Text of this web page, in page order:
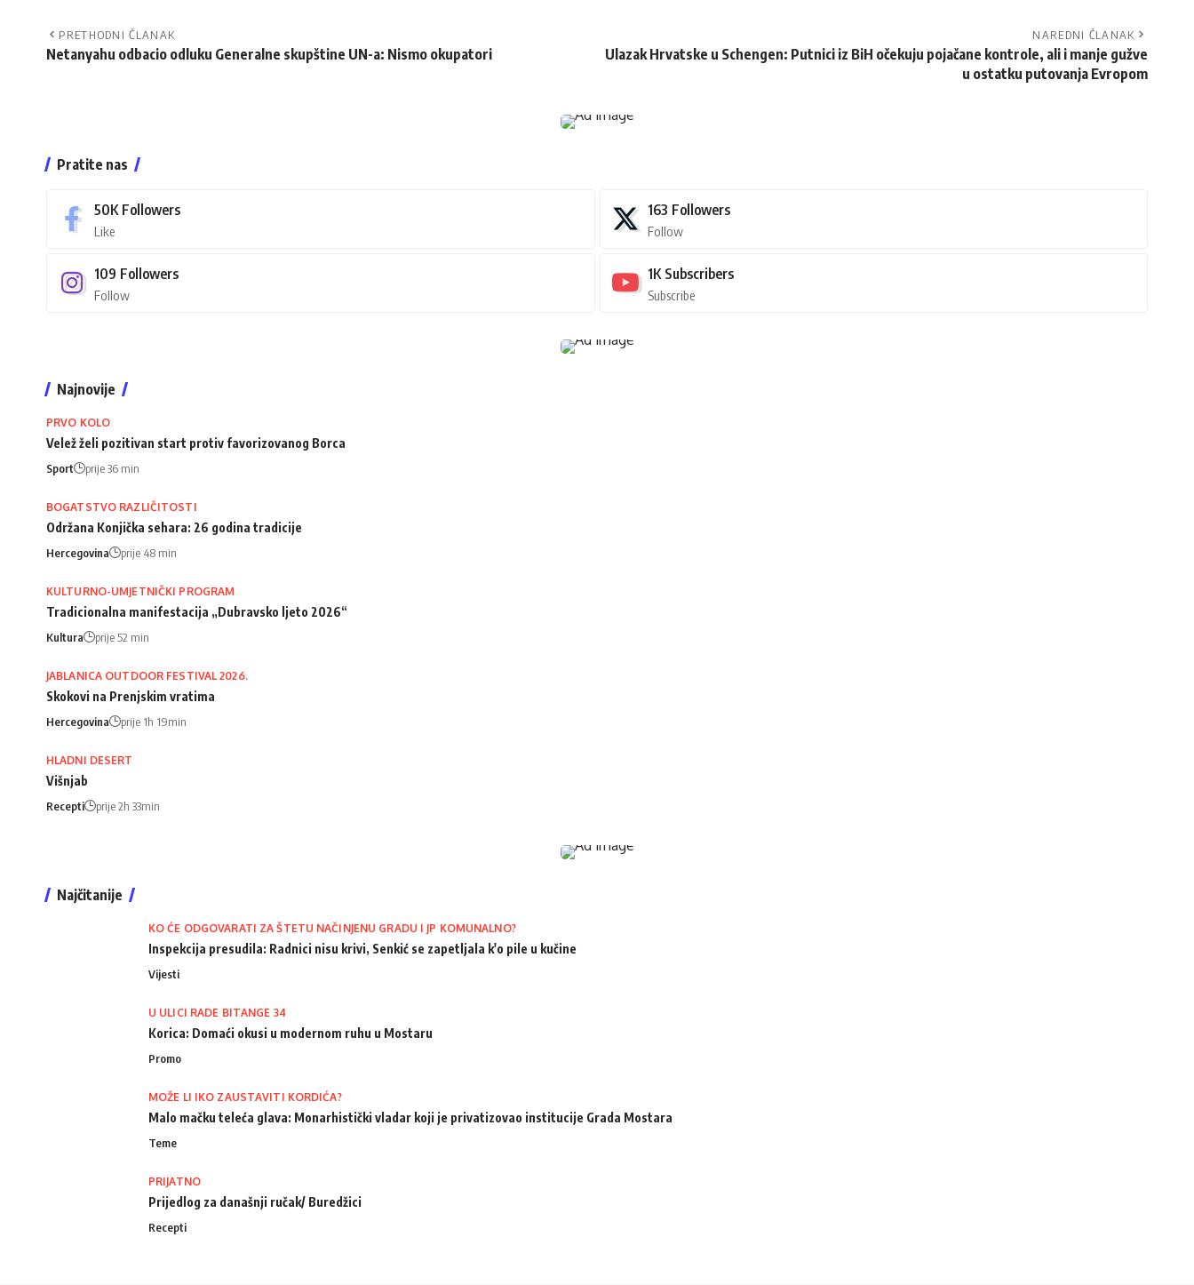
PRETHODNI ČLANAK
Netanyahu odbacio odluku Generalne skupštine UN-a: Nismo okupatori
NAREDNI ČLANAK
Ulazak Hrvatske u Schengen: Putnici iz BiH očekuju pojačane kontrole, ali i manje gužve
u ostatku putovanja Evropom
Pratite nas
50K Followers
Like
163 Followers
Follow
109 Followers
Follow
1K Subscribers
Subscribe
Najnovije
PRVO KOLO
Velež želi pozitivan start protiv favorizovanog Borca
Sport prije 36 min
BOGATSTVO RAZLIČITOSTI
Održana Konjička sehara: 26 godina tradicije
Hercegovina prije 48 min
KULTURNO-UMJETNIČKI PROGRAM
Tradicionalna manifestacija „Dubravsko ljeto 2026“
Kultura prije 52 min
JABLANICA OUTDOOR FESTIVAL 2026.
Skokovi na Prenjskim vratima
Hercegovina prije 1h 19min
HLADNI DESERT
Višnjab
Recepti prije 2h 33min
Najčitanije
KO ĆE ODGOVARATI ZA ŠTETU NAČINJENU GRADU I JP KOMUNALNO?
Inspekcija presudila: Radnici nisu krivi, Senkić se zapetljala k'o pile u kučine
Vijesti
U ULICI RADE BITANGE 34
Korica: Domaći okusi u modernom ruhu u Mostaru
Promo
MOŽE LI IKO ZAUSTAVITI KORDIĆA?
Malo mačku teleća glava: Monarhistički vladar koji je privatizovao institucije Grada Mostara
Teme
PRIJATNO
Prijedlog za današnji ručak/ Buredžici
Recepti